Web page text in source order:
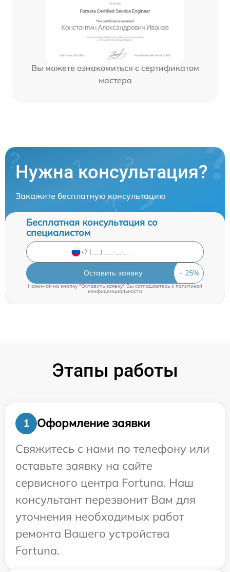
Вы можете ознакомиться с сертификатом
мастера
Нужна консультация?
Закажите бесплатную консультацию
Бесплатная консультация со
специалистом
Оставить заявку
Нажимая на кнопку "Оставить заявку" Вы соглашаетесь cполитикой
конфиденциальности
Этапы работы
1
Оформление заявки
Свяжитесь с нами по телефону или
оставьте заявку на сайте
сервисного центра Fortuna. Наш
консультант перезвонит Вам для
уточнения необходимых работ
ремонта Вашего устройства
Fortuna.